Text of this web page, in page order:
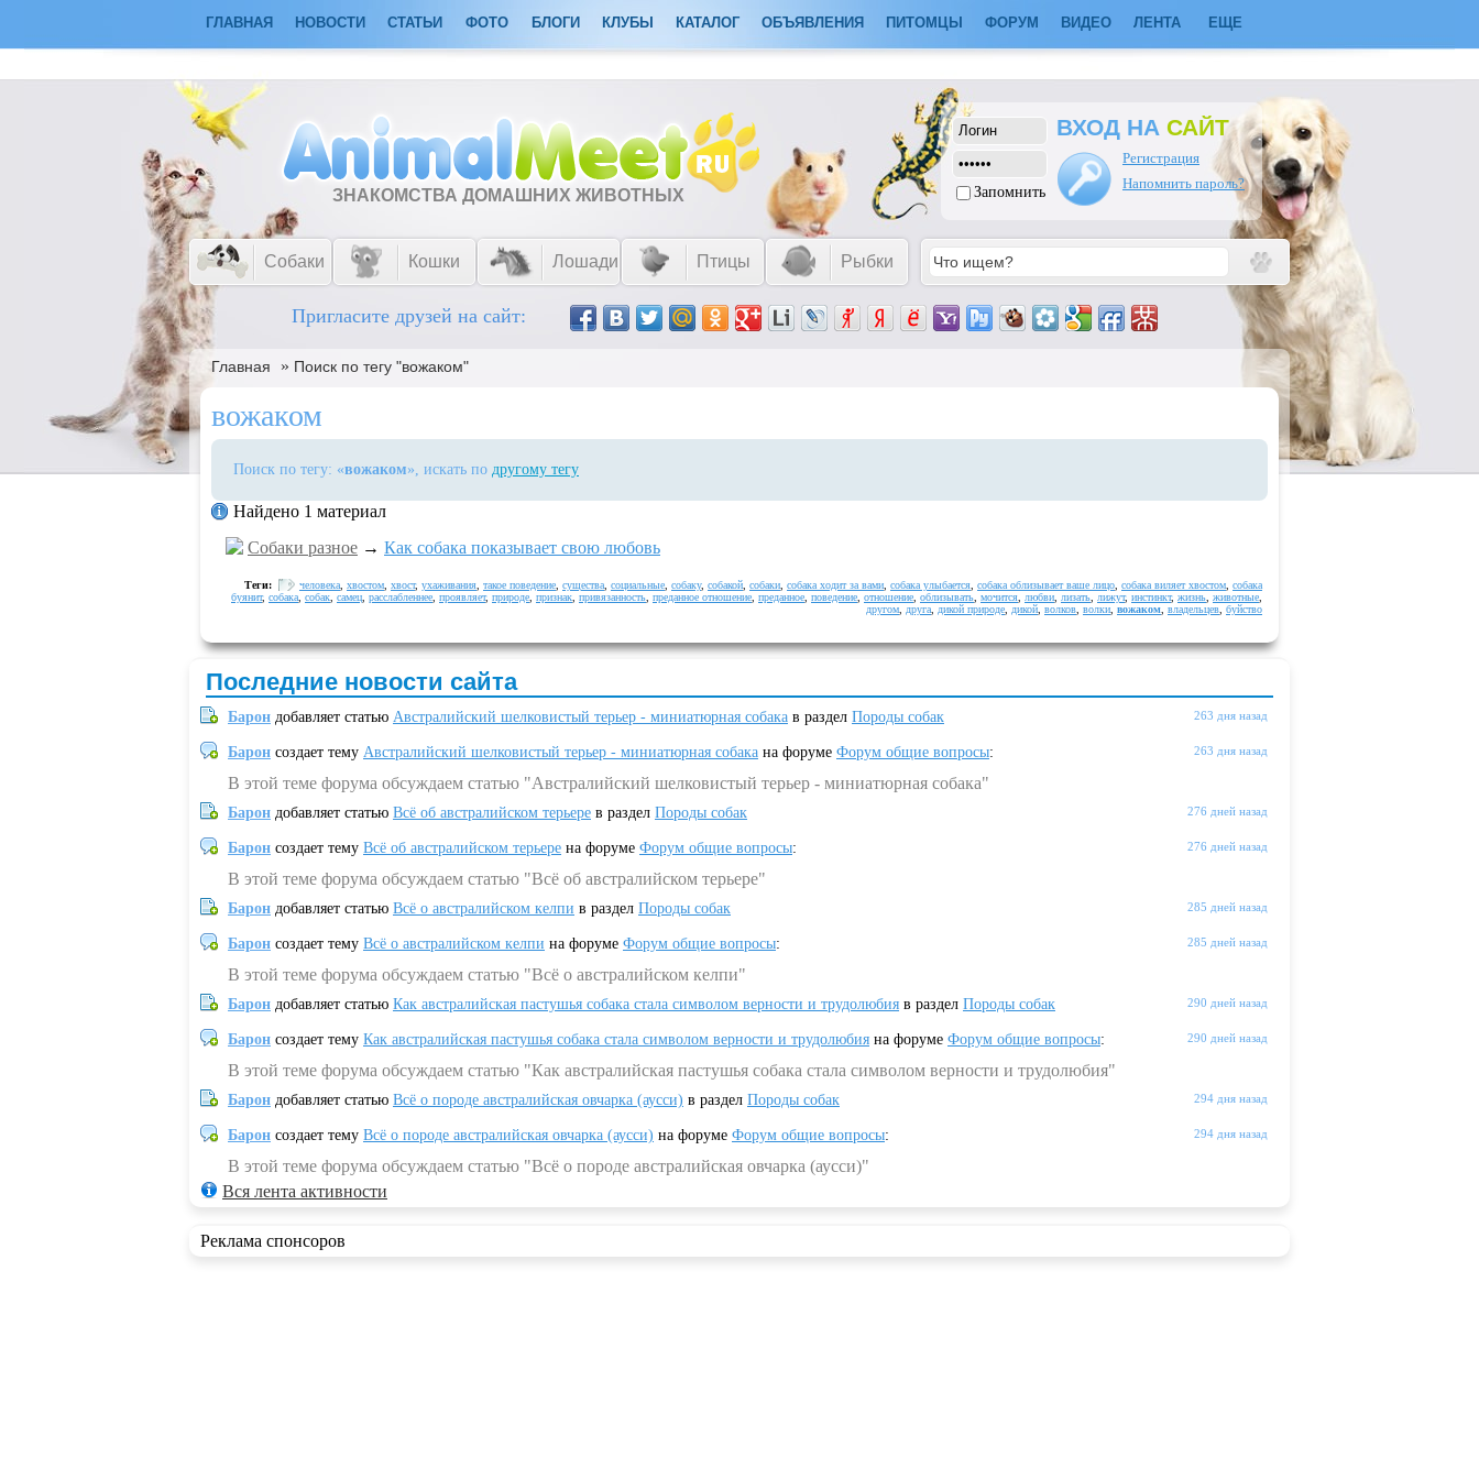
ГЛАВНАЯ НОВОСТИ СТАТЬИ ФОТО БЛОГИ КЛУБЫ КАТАЛОГ ОБЪЯВЛЕНИЯ ПИТОМЦЫ ФОРУМ ВИДЕО ЛЕНТА ЕЩЕ
ЗНАКОМСТВА ДОМАШНИХ ЖИВОТНЫХ Запомнить
ВХОД НА САЙТ
Регистрация
Напомнить пароль?
Собаки Кошки Лошади Птицы Рыбки
Пригласите друзей на сайт:
Главная » Поиск по тегу "вожаком"
вожаком
Поиск по тегу: «вожаком», искать по другому тегу
Найдено 1 материал
Собаки разное → Как собака показывает свою любовь
Теги: человека хвостом хвост, ухаживания такое поведение существа социальные собаку, собакой собаки собака ходит за вами собака улыбается собака облизывает ваше лицо собака виляет хвостом собака
буянит, собака собак самец расслабленнее проявляет, природе признак привязанность преданное отношение преданное поведение отношение облизывать мочится любви лизать лижут, инстинкт, жизнь животные
другом
друга дикой природе дикой волков волки вожаком владельцев буйство
Последние новости сайта
263 дня назад
Барон добавляет статью Австралийский шелковистый терьер - миниатюрная собака в раздел Породы собак
263 дня назад
Барон создает тему Австралийский шелковистый терьер - миниатюрная собака на форуме Форум общие вопросы:
В этой теме форума обсуждаем статью "Австралийский шелковистый терьер - миниатюрная собака"
276 дней назад
Барон добавляет статью Всё об австралийском терьере в раздел Породы собак
276 дней назад
Барон создает тему Всё об австралийском терьере на форуме Форум общие вопросы:
В этой теме форума обсуждаем статью "Всё об австралийском терьере"
285 дней назад
Барон добавляет статью Всё о австралийском келпи в раздел Породы собак
285 дней назад
Барон создает тему Всё о австралийском келпи на форуме Форум общие вопросы:
В этой теме форума обсуждаем статью "Всё о австралийском келпи"
290 дней назад
Барон добавляет статью Как австралийская пастушья собака стала символом верности и трудолюбия в раздел Породы собак
290 дней назад
Барон создает тему Как австралийская пастушья собака стала символом верности и трудолюбия на форуме Форум общие вопросы:
В этой теме форума обсуждаем статью "Как австралийская пастушья собака стала символом верности и трудолюбия"
294 дня назад
Барон добавляет статью Всё о породе австралийская овчарка (аусси) в раздел Породы собак
294 дня назад
Барон создает тему Всё о породе австралийская овчарка (аусси) на форуме Форум общие вопросы:
В этой теме форума обсуждаем статью "Всё о породе австралийская овчарка (аусси)"
Вся лента активности
Реклама спонсоров